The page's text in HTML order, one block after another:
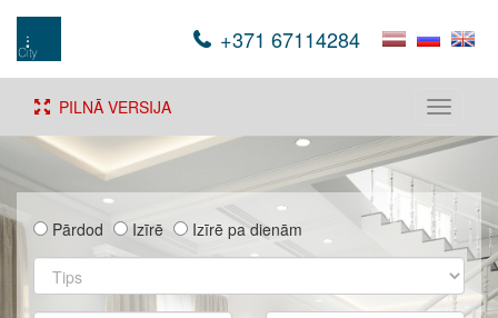
+371 67114284
Toggle
PILNĀ VERSIJA
Pārdod Izīrē Izīrē pa dienām